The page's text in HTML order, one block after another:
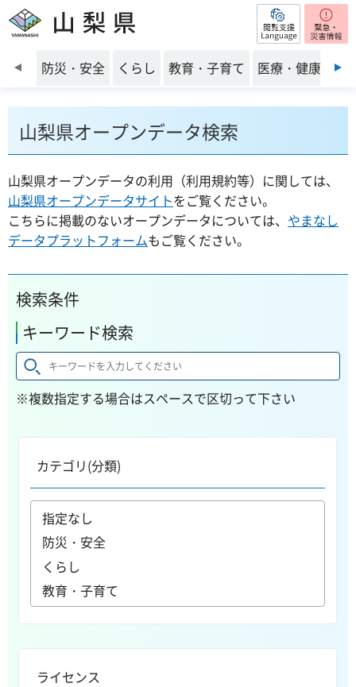
山梨県 閲覧支援
前のスライドを表示
防災・安全 くらし 教育・子育て 医療・健康・福
山梨県オープンデータ検索
山梨県オープンデータの利用（利用規約等）に関しては、
山梨県オープンデータサイトをご覧ください。
こちらに掲載のないオープンデータについては、 やまなし
データプラットフォームもご覧ください。
検索条件
キーワード検索
※複数指定する場合はスペースで区切って下さい
カテゴリ(分類)
ライセンス